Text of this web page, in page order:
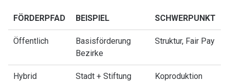
FÖRDERPFAD BEISPIEL SCHWERPUNKT
Öffentlich
Basisförderung
Bezirke
Struktur, Fair Pay
Hybrid Stadt + Stiftung Koproduktion